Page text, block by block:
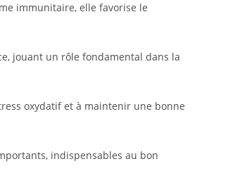
immunitaire, elle favorise le
jouant un rôle fondamental dans la
oxydatif et à maintenir une bonne
indispensables au bon